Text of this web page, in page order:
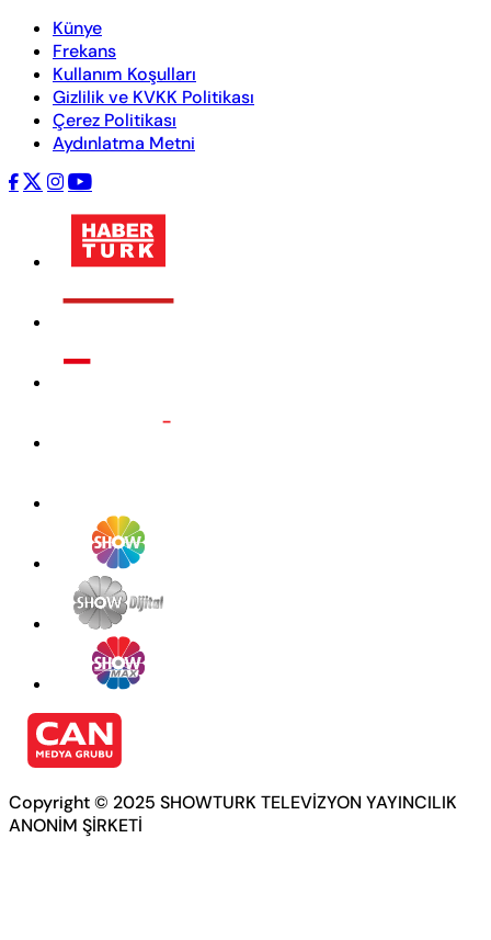
Künye
Frekans
Kullanım Koşulları
Gizlilik ve KVKK Politikası
Çerez Politikası
Aydınlatma Metni
Copyright © 2025 SHOWTURK TELEVİZYON YAYINCILIK
ANONİM ŞİRKETİ